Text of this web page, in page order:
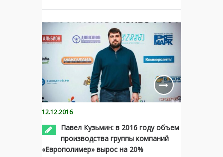
12.12.2016
Павел Кузьмин: в 2016 году объем
производства группы компаний
«Европолимер» вырос на 20%